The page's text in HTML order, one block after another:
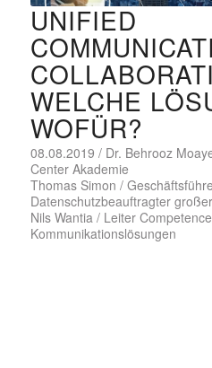
UNIFIED
WELCHE
WOFÜR?
08.08.2019 / Dr. Behrooz
Center Akademie
Thomas Simon /
Datenschutzbeauftragter
Nils Wantia / Leiter
Kommunikationslösungen